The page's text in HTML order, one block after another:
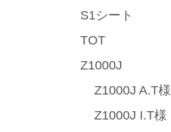
S1シート
TOT
Z1000J
Z1000J A.T様
Z1000J I.T様